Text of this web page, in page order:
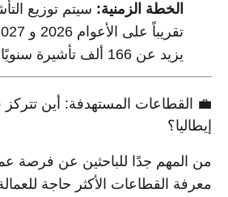
الخطة الزمنية:سيتم توزيع
يزيد عن 166 ألف تأشيرة سنويًا.
💼 القطاعات المستهدفة: أين تتركز
إيطاليا؟
من المهم جدًا للباحثين عن فرصة عمل
معرفة القطاعات الأكثر حاجة